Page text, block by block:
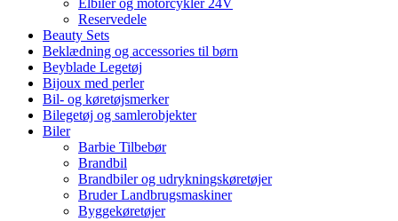
Reservedele
Beauty Sets
Beklædning og accessories til børn
Beyblade Legetøj
Bijoux med perler
Bil- og køretøjsmerker
Bilegetøj og samlerobjekter
Biler
Barbie Tilbebør
Brandbil
Brandbiler og udrykningskøretøjer
Bruder Landbrugsmaskiner
Byggekøretøjer